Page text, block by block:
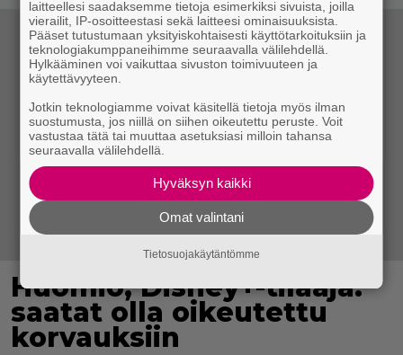
Huomio, Disney+-tilaaja:
saatat olla oikeutettu
korvauksiin
laitteellesi saadaksemme tietoja esimerkiksi sivuista, joilla
vierailit, IP-osoitteestasi sekä laitteesi ominaisuuksista.
Pääset tutustumaan yksityiskohtaisesti käyttötarkoituksiin ja
teknologiakumppaneihimme seuraavalla välilehdellä.
Hylkääminen voi vaikuttaa sivuston toimivuuteen ja
käytettävyyteen.
Jotkin teknologiamme voivat käsitellä tietoja myös ilman
suostumusta, jos niillä on siihen oikeutettu peruste. Voit
vastustaa tätä tai muuttaa asetuksiasi milloin tahansa
seuraavalla välilehdellä.
Hyväksyn kaikki
Omat valintani
Tietosuojakäytäntömme